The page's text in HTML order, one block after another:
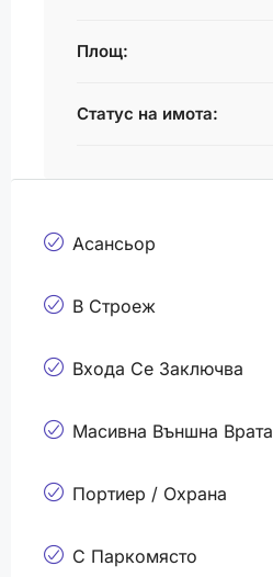
Площ:
Статус на имота:
Асансьор
В Строеж
Входа Се Заключва
Масивна Външна Врата
Портиер / Охрана
С Паркомясто